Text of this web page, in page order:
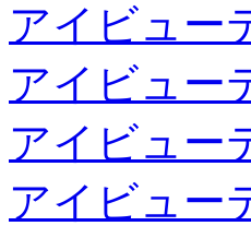
アイビュー
アイビュー
アイビュー
アイビュー